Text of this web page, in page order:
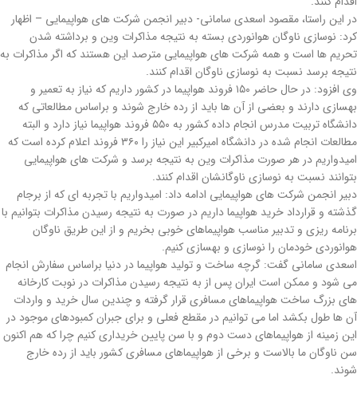
در این راستا، مقصود اسعدی سامانی- دبیر انجمن شرکت های هواپیمایی – اظهار
کرد: نوسازی ناوگان هوانوردی بسته به نتیجه مذاکرات وین و برداشته شدن
تحریم ها است و همه شرکت های هواپیمایی مترصد این هستند که اگر مذاکرات به
نتیجه برسد نسبت به نوسازی ناوگان اقدام کنند.
وی افزود: در حال حاضر ۱۵۰ فروند هواپیما در کشور داریم که نیاز به تعمیر و
بهسازی دارند و بعضی از آن ها باید از رده خارج شوند و براساس مطالعاتی که
دانشگاه تربیت مدرس انجام داده کشور به ۵۵۰ فروند هواپیما نیاز دارد و البته
مطالعات انجام شده در دانشگاه امیرکبیر این نیاز را ۳۶۰ فروند اعلام کرده است که
امیدواریم در هر صورت مذاکرات وین به نتیجه برسد و شرکت های هواپیمایی
بتوانند نسبت به نوسازی ناوگانشان اقدام کنند.
دبیر انجمن شرکت های هواپیمایی ادامه داد: امیدواریم با تجربه ای که از برجام
گذشته و قرارداد خرید هواپیما داریم در صورت به نتیجه رسیدن مذاکرات بتوانیم با
برنامه ریزی و تدبیر مناسب هواپیماهای خوبی بخریم و از این طریق ناوگان
هوانوردی خودمان را نوسازی و بهسازی کنیم.
اسعدی سامانی گفت: گرچه ساخت و تولید هواپیما در دنیا براساس سفارش انجام
می شود و ممکن است ایران پس از به نتیجه رسیدن مذاکرات در نوبت کارخانه
های بزرگ ساخت هواپیماهای مسافری قرار گرفته و چندین سال خرید و واردات
آن ها طول بکشد اما می توانیم در مقطع فعلی و برای جبران کمبودهای موجود در
این زمینه از هواپیماهای دست دوم و با سن پایین خریداری کنیم چرا که هم اکنون
سن ناوگان ما بالاست و برخی از هواپیماهای مسافری کشور باید از رده خارج
شوند.